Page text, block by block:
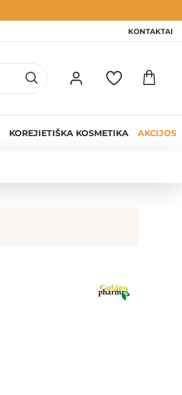
KONTAKTAI
KOREJIETIŠKA KOSMETIKA AKCIJOS